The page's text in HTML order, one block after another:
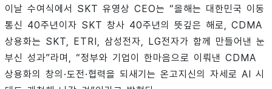
이날 수여식에서 SKT 유영상 CEO는 “올해는 대한민국 이동
통신 40주년이자 SKT 창사 40주년의 뜻깊은 해로, CDMA
상용화는 SKT, ETRI, 삼성전자, LG전자가 함께 만들어낸 눈
부신 성과”라며, “정부와 기업이 한마음으로 이뤄낸 CDMA
상용화의 창의·도전·협력을 되새기는 온고지신의 자세로 AI 시